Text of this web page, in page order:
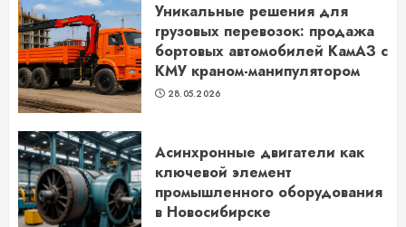
Уникальные решения для
грузовых перевозок: продажа
бортовых автомобилей КамАЗ с
КМУ краном-манипулятором
28.05.2026
Асинхронные двигатели как
ключевой элемент
промышленного оборудования
в Новосибирске